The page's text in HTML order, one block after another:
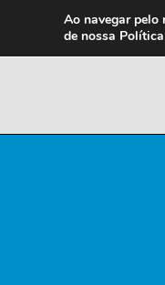
Ao navegar pelo
de nossa